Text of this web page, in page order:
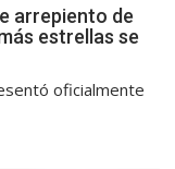
arrepiento de
estrellas se
oficialmente